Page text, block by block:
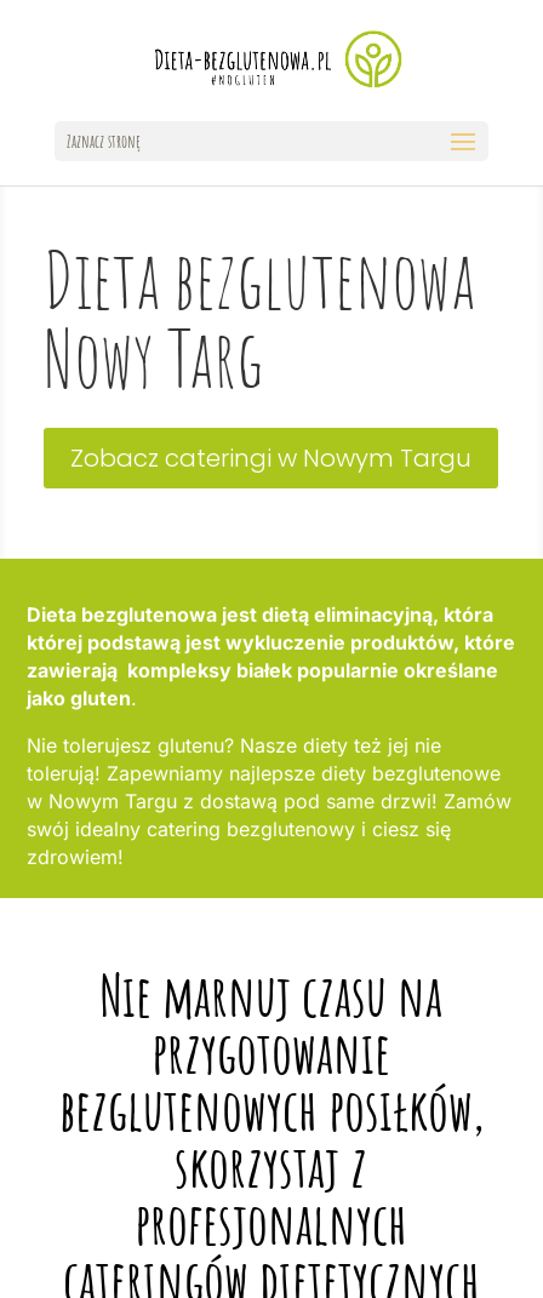
Zaznacz stronę
Dieta bezglutenowa
Nowy Targ
Zobacz cateringi w Nowym Targu
Dieta bezglutenowa jest dietą eliminacyjną, która
której podstawą jest wykluczenie produktów, które
zawierają kompleksy białek popularnie określane
jako gluten.
Nie tolerujesz glutenu? Nasze diety też jej nie
tolerują! Zapewniamy najlepsze diety bezglutenowe
w Nowym Targu z dostawą pod same drzwi! Zamów
swój idealny catering bezglutenowy i ciesz się
zdrowiem!
Nie marnuj czasu na
przygotowanie
bezglutenowych posiłków,
skorzystaj z
profesjonalnych
cateringów dietetycznych